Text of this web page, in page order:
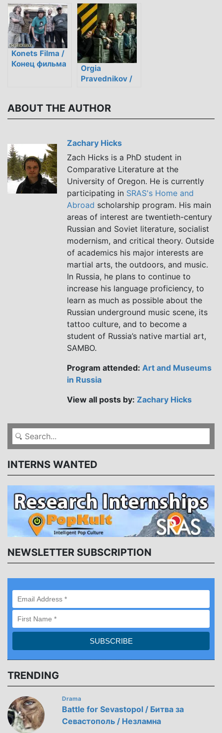
Konets Filma /
Конец фильма
Orgia
Pravednikov /
ABOUT THE AUTHOR
Zachary Hicks
Zach Hicks is a PhD student in
Comparative Literature at the
University of Oregon. He is currently
participating in SRAS's Home and
Abroad scholarship program. His main
areas of interest are twentieth-century
Russian and Soviet literature, socialist
modernism, and critical theory. Outside
of academics his major interests are
martial arts, the outdoors, and music.
In Russia, he plans to continue to
increase his language proficiency, to
learn as much as possible about the
Russian underground music scene, its
tattoo culture, and to become a
student of Russia’s native martial art,
SAMBO.
Program attended: Art and Museums
in Russia
View all posts by: Zachary Hicks
INTERNS WANTED
NEWSLETTER SUBSCRIPTION
TRENDING
Drama
Battle for Sevastopol / Битва за
Севастополь / Незламна